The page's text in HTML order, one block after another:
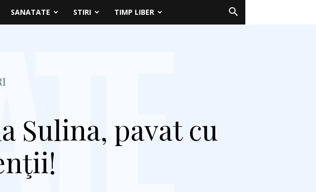
SANATATE STIRI TIMP LIBER
Sulina, pavat cu